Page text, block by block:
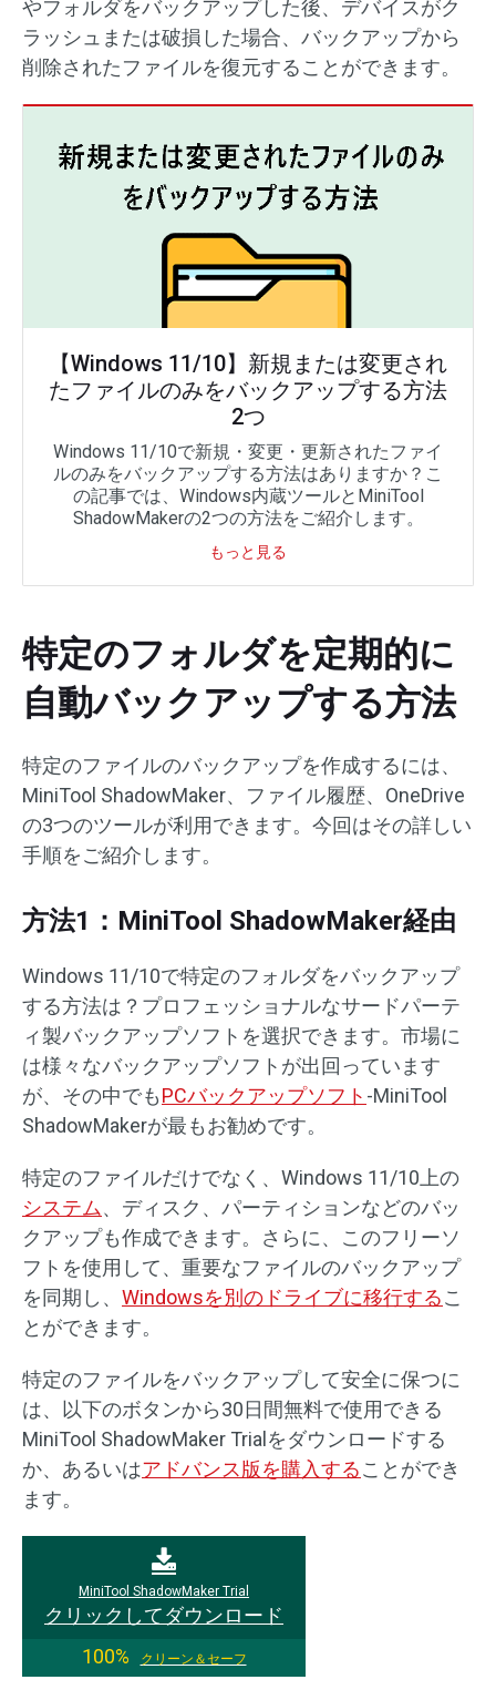
やフォルダをバックアップした後、デバイスがク
ラッシュまたは破損した場合、バックアップから
削除されたファイルを復元することができます。
【Windows 11/10】新規または変更され
たファイルのみをバックアップする方法
2つ
Windows 11/10で新規・変更・更新されたファイ
ルのみをバックアップする方法はありますか？こ
の記事では、Windows内蔵ツールとMiniTool
ShadowMakerの2つの方法をご紹介します。
もっと見る
特定のフォルダを定期的に
自動バックアップする方法
特定のファイルのバックアップを作成するには、
MiniTool ShadowMaker、ファイル履歴、OneDrive
の3つのツールが利用できます。今回はその詳しい
手順をご紹介します。
方法1：MiniTool ShadowMaker経由
Windows 11/10で特定のフォルダをバックアップ
する方法は？プロフェッショナルなサードパーテ
ィ製バックアップソフトを選択できます。市場に
は様々なバックアップソフトが出回っています
が、その中でもPCバックアップソフト -MiniTool
ShadowMakerが最もお勧めです。
特定のファイルだけでなく、Windows 11/10上の
システム、ディスク、パーティションなどのバッ
クアップも作成できます。さらに、このフリーソ
フトを使用して、重要なファイルのバックアップ
を同期し、 Windowsを別のドライブに移行するこ
とができます。
特定のファイルをバックアップして安全に保つに
は、以下のボタンから30日間無料で使用できる
MiniTool ShadowMaker Trialをダウンロードする
か、あるいはアドバンス版を購入することができ
ます。
MiniTool ShadowMaker Trial
クリックしてダウンロード
100%
クリーン＆セーフ